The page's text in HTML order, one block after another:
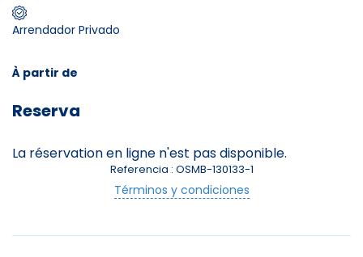
Etudiants - +
?
Arrendador Privado
À partir de
Reserva
La réservation en ligne n'est pas disponible.
Referencia : OSMB-130133-1
Términos y condiciones